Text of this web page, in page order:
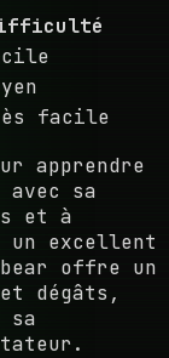
facile
apprendre
sa
et à
excellent
offre un
dégâts,
sa